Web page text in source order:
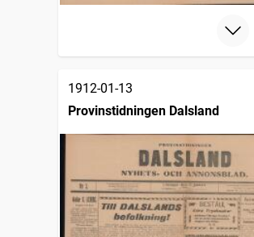
1912-01-13
Provinstidningen Dalsland